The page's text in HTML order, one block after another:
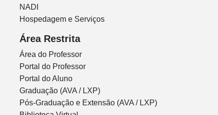
NADI
Hospedagem e Serviços
Área Restrita
Área do Professor
Portal do Professor
Portal do Aluno
Graduação (AVA / LXP)
Pós-Graduação e Extensão (AVA / LXP)